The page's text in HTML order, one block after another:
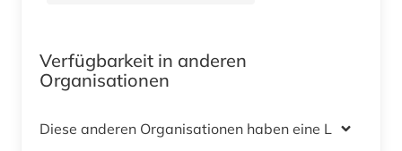
Verfügbarkeit in anderen
Organisationen
Diese anderen Organisationen haben eine Lizenz